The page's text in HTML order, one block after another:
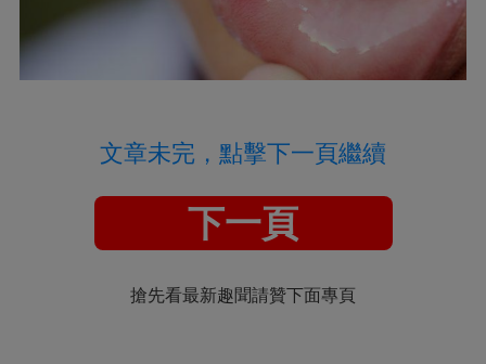
文章未完，點擊下一頁繼續
下一頁
搶先看最新趣聞請贊下面專頁